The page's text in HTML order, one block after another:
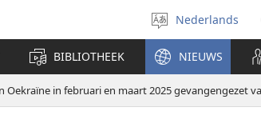
Taal
selecteren
Nederlands
BIBLIOTHEEK NIEUWS